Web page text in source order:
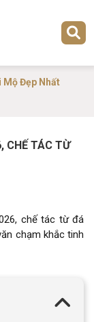
Mộ Đẹp Nhất
CHẾ TÁC TỪ
chế tác từ đá
chạm khắc tinh